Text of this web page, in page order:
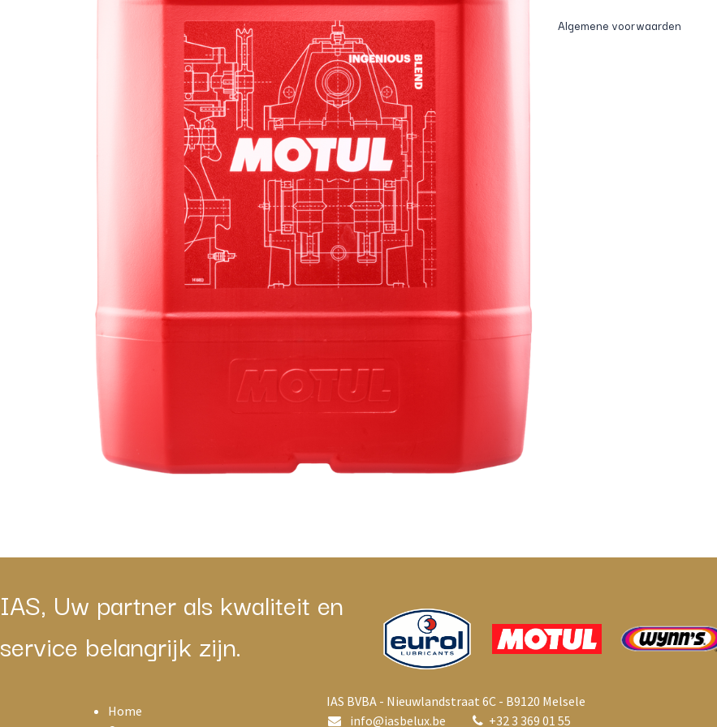
Algemene voorwaarden
IAS, Uw partner als kwaliteit en
service belangrijk zijn.
Home
IAS BVBA - Nieuwlandstraat 6C - B9120 Melsele
info@iasbelux.be +32 3 369 01 55